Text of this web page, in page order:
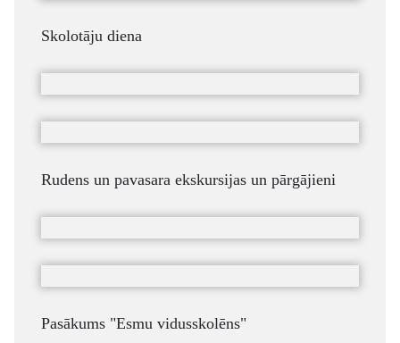
Skolotāju diena
Rudens un pavasara ekskursijas un pārgājieni
Pasākums "Esmu vidusskolēns"